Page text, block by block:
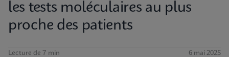
les tests moléculaires au plus
proche des patients
Lecture de 7 min 6 mai 2025